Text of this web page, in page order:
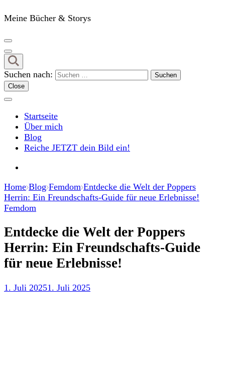
Meine Bücher & Storys
Suchen nach:
Close
Startseite
Über mich
Blog
Reiche JETZT dein Bild ein!
Home Blog Femdom Entdecke die Welt der Poppers
Herrin: Ein Freundschafts-Guide für neue Erlebnisse!
Femdom
Entdecke die Welt der Poppers
Herrin: Ein Freundschafts-Guide
für neue Erlebnisse!
1. Juli 20251. Juli 2025